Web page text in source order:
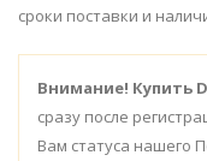
сроки поставки и
Внимание! Купить
сразу после
Вам статуса нашего